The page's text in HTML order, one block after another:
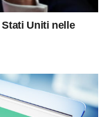
Stati Uniti nelle